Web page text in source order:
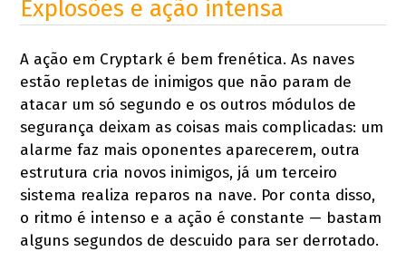
Explosões e ação intensa
A ação em Cryptark é bem frenética. As naves
estão repletas de inimigos que não param de
atacar um só segundo e os outros módulos de
segurança deixam as coisas mais complicadas: um
alarme faz mais oponentes aparecerem, outra
estrutura cria novos inimigos, já um terceiro
sistema realiza reparos na nave. Por conta disso,
o ritmo é intenso e a ação é constante — bastam
alguns segundos de descuido para ser derrotado.